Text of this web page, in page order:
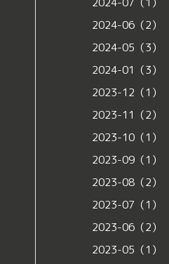
2024-06（2）
2024-05（3）
2024-01（3）
2023-12（1）
2023-11（2）
2023-10（1）
2023-09（1）
2023-08（2）
2023-07（1）
2023-06（2）
2023-05（1）